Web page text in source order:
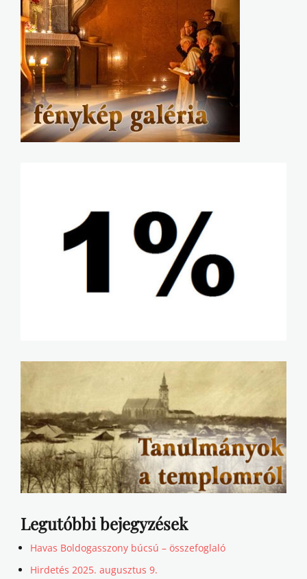
Legutóbbi bejegyzések
Havas Boldogasszony búcsú – összefoglaló
Hirdetés 2025. augusztus 9.